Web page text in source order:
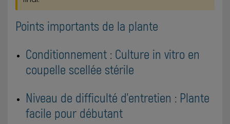
Points importants de la plante
Conditionnement : Culture in vitro en
coupelle scellée stérile
Niveau de difficulté d'entretien : Plante
facile pour débutant